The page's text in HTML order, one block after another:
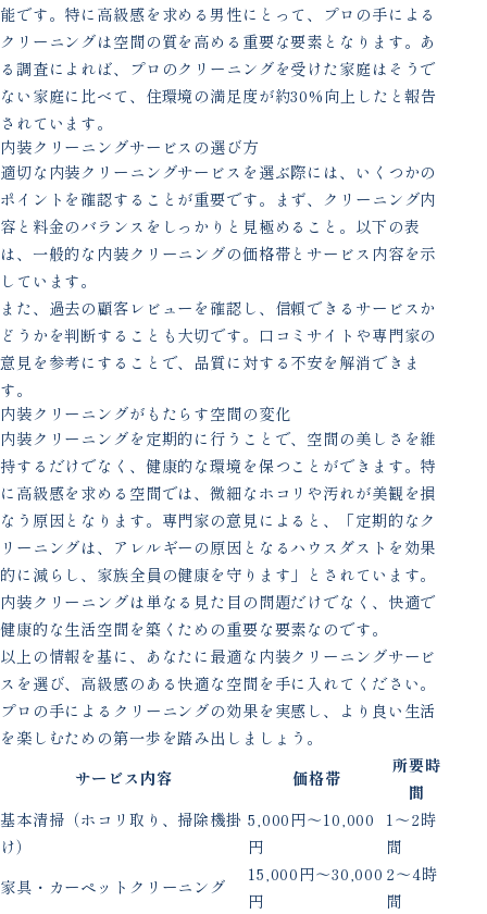
能です。特に高級感を求める男性にとって、プロの手による
クリーニングは空間の質を高める重要な要素となります。あ
る調査によれば、プロのクリーニングを受けた家庭はそうで
ない家庭に比べて、住環境の満足度が約30%向上したと報告
されています。
内装クリーニングサービスの選び方
適切な内装クリーニングサービスを選ぶ際には、いくつかの
ポイントを確認することが重要です。まず、クリーニング内
容と料金のバランスをしっかりと見極めること。以下の表
は、一般的な内装クリーニングの価格帯とサービス内容を示
しています。
また、過去の顧客レビューを確認し、信頼できるサービスか
どうかを判断することも大切です。口コミサイトや専門家の
意見を参考にすることで、品質に対する不安を解消できま
す。
内装クリーニングがもたらす空間の変化
内装クリーニングを定期的に行うことで、空間の美しさを維
持するだけでなく、健康的な環境を保つことができます。特
に高級感を求める空間では、微細なホコリや汚れが美観を損
なう原因となります。専門家の意見によると、「定期的なク
リーニングは、アレルギーの原因となるハウスダストを効果
的に減らし、家族全員の健康を守ります」とされています。
内装クリーニングは単なる見た目の問題だけでなく、快適で
健康的な生活空間を築くための重要な要素なのです。
以上の情報を基に、あなたに最適な内装クリーニングサービ
スを選び、高級感のある快適な空間を手に入れてください。
プロの手によるクリーニングの効果を実感し、より良い生活
を楽しむための第一歩を踏み出しましょう。
サービス内容
価格帯
所要時
間
基本清掃（ホコリ取り、掃除機掛
け）
5,000円〜10,000
円
1〜2時
間
家具・カーペットクリーニング
15,000円〜30,000
円
2〜4時
間